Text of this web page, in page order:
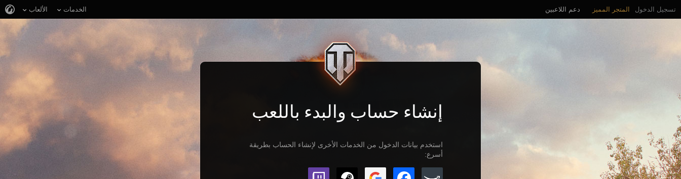
تسجيل الدخول الألعاب الخدمات المتجر المميز دعم اللاعبين
إنشاء حساب والبدء باللعب
استخدم بيانات الدخول من الخدمات الأخرى لإنشاء الحساب بطريقة
أسرع: